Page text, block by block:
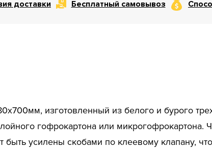
доставки Бесплатный самовывоз
изготовленный из белого и бурого
гофрокартона или микрогофрокартона.
усилены скобами по клеевому клапану,